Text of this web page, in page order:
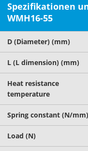
Spezifikationen
WMH16-55
D (Diameter) (mm)
L (L dimension) (mm)
Heat resistance
temperature
Spring constant (N/mm)
Load (N)